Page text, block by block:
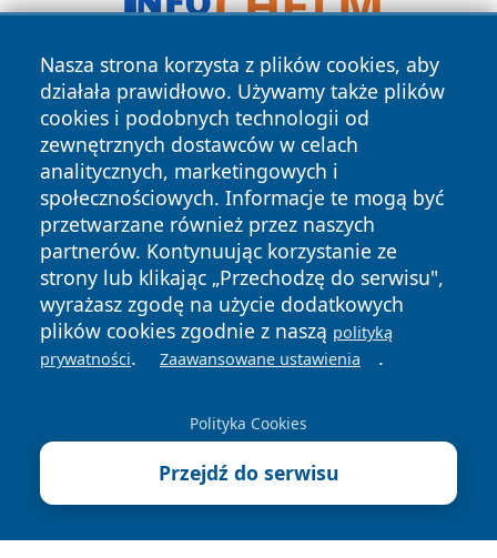
Nasza strona korzysta z plików cookies, aby
działała prawidłowo. Używamy także plików
cookies i podobnych technologii od
zewnętrznych dostawców w celach
analitycznych, marketingowych i
społecznościowych. Informacje te mogą być
przetwarzane również przez naszych
partnerów. Kontynuując korzystanie ze
strony lub klikając „Przechodzę do serwisu",
wyrażasz zgodę na użycie dodatkowych
plików cookies zgodnie z naszą polityką
prywatności. Zaawansowane ustawienia .
Polityka Cookies
Przejdź do serwisu
Copyright © 2026 pulsbydgoszczy.pl Wszystkie prawa
zastrzeżone.
News Autorzy
Polityka
Prywatności
Polityka
Cookies